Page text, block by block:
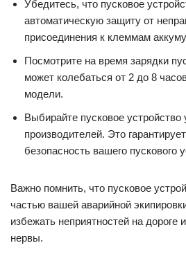
Убедитесь, что пусковое
автоматическую защиту от
присоединения к клеммам
Посмотрите на время зарядки
может колебаться от 2 до 8
модели.
Выбирайте пусковое устройство
производителей. Это
безопасность вашего пускового
Важно помнить, что пусковое
частью вашей аварийной
избежать неприятностей на дороге
нервы.